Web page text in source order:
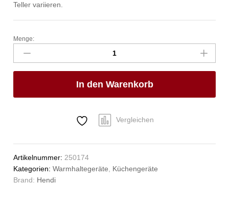
Teller variieren.
Tellerwärmer
doppelt,
HENDI,
230V/800W,
735x589x(H)766mm
Anzahl
Menge:
In den Warenkorb
Vergleichen
Artikelnummer:250174
Kategorien:Warmhaltegeräte, Küchengeräte
Brand: Hendi